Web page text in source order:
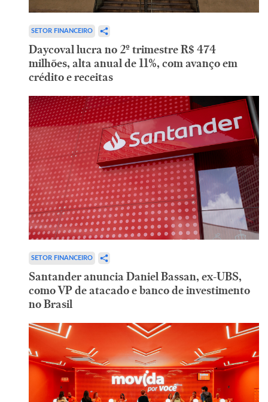
SETOR FINANCEIRO
Daycoval lucra no 2º trimestre R$ 474
milhões, alta anual de 11%, com avanço em
crédito e receitas
SETOR FINANCEIRO
Santander anuncia Daniel Bassan, ex-UBS,
como VP de atacado e banco de investimento
no Brasil